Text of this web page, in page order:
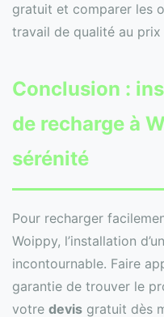
gratuit et comparer les
travail de qualité au prix
Conclusion :
de recharge à
sérénité
Pour recharger
Woippy, l’installation
incontournable. Faire
garantie de trouver le
votre devis gratuit dès